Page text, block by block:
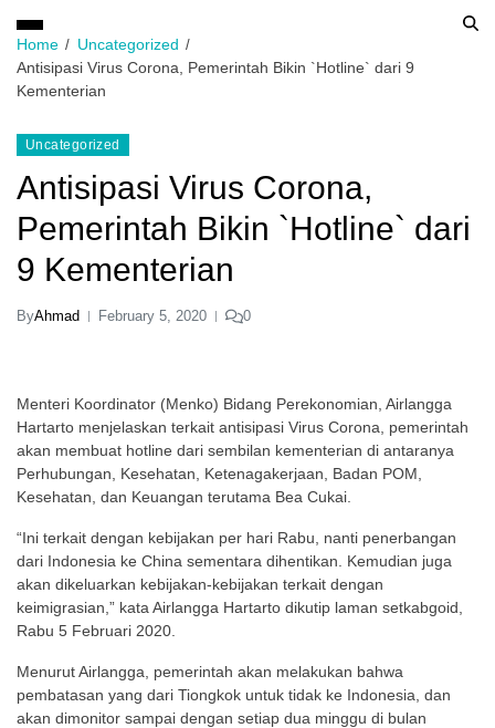
Home
Uncategorized
Antisipasi Virus Corona, Pemerintah Bikin `Hotline` dari 9
Kementerian
Uncategorized
Antisipasi Virus Corona,
Pemerintah Bikin `Hotline` dari
9 Kementerian
ByAhmad February 5, 2020 0
Menteri Koordinator (Menko) Bidang Perekonomian, Airlangga
Hartarto menjelaskan terkait antisipasi Virus Corona, pemerintah
akan membuat hotline dari sembilan kementerian di antaranya
Perhubungan, Kesehatan, Ketenagakerjaan, Badan POM,
Kesehatan, dan Keuangan terutama Bea Cukai.
“Ini terkait dengan kebijakan per hari Rabu, nanti penerbangan
dari Indonesia ke China sementara dihentikan. Kemudian juga
akan dikeluarkan kebijakan-kebijakan terkait dengan
keimigrasian,” kata Airlangga Hartarto dikutip laman setkabgoid,
Rabu 5 Februari 2020.
Menurut Airlangga, pemerintah akan melakukan bahwa
pembatasan yang dari Tiongkok untuk tidak ke Indonesia, dan
akan dimonitor sampai dengan setiap dua minggu di bulan